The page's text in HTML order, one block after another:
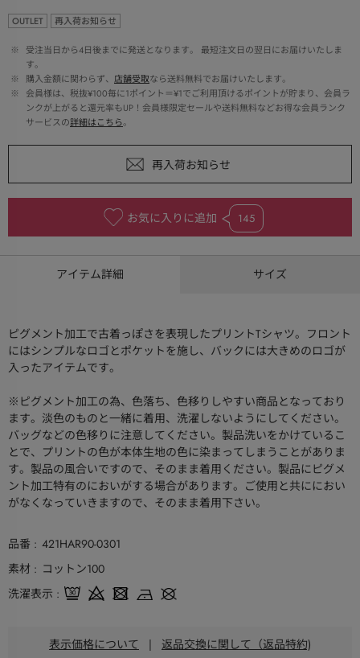
OUTLET 再入荷お知らせ
※
受注当日から4日後までに発送となります。 最短注文日の翌日にお届けいたしま
す。
※
購入金額に関わらず、 店舗受取なら送料無料でお届けいたします。
※
会員様は、税抜¥100毎に1ポイント＝¥1でご利用頂けるポイントが貯まり、会員ラ
ンクが上がると還元率もUP！会員様限定セールや送料無料などお得な会員ランク
サービスの詳細はこちら。
お気に入りに追加 145
アイテム詳細 サイズ
ピグメント加工で古着っぽさを表現したプリントTシャツ。フロント
にはシンプルなロゴとポケットを施し、バックには大きめのロゴが
入ったアイテムです。
※ピグメント加工の為、色落ち、色移りしやすい商品となっており
ます。淡色のものと一緒に着用、洗濯しないようにしてください。
バッグなどの色移りに注意してください。製品洗いをかけているこ
とで、プリントの色が本体生地の色に染まってしまうことがありま
す。製品の風合いですので、そのまま着用ください。製品にピグメ
ント加工特有のにおいがする場合があります。ご使用と共ににおい
がなくなっていきますので、そのまま着用下さい。
品番
421HAR90-0301
素材
コットン100
洗濯表示
表示価格について | 返品交換に関して（返品特約)